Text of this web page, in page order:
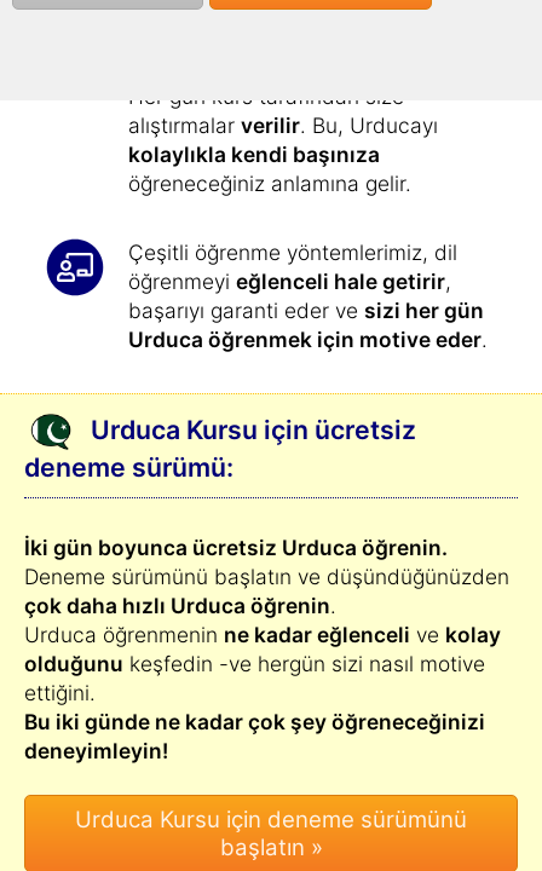
Her gün kurs tarafından size
alıştırmalar verilir. Bu, Urducayı
kolaylıkla kendi başınıza
öğreneceğiniz anlamına gelir.
Çeşitli öğrenme yöntemlerimiz, dil
öğrenmeyi eğlenceli hale getirir,
başarıyı garanti eder ve sizi her gün
Urduca öğrenmek için motive eder.
Urduca Kursu için ücretsiz
deneme sürümü:
İki gün boyunca ücretsiz Urduca öğrenin.
Deneme sürümünü başlatın ve düşündüğünüzden
çok daha hızlı Urduca öğrenin.
Urduca öğrenmenin ne kadar eğlenceli ve kolay
olduğunu keşfedin -ve hergün sizi nasıl motive
ettiğini.
Bu iki günde ne kadar çok şey öğreneceğinizi
deneyimleyin!